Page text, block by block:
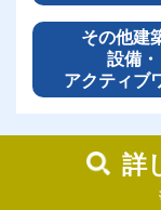
その他建
設備・
アクティブ
詳